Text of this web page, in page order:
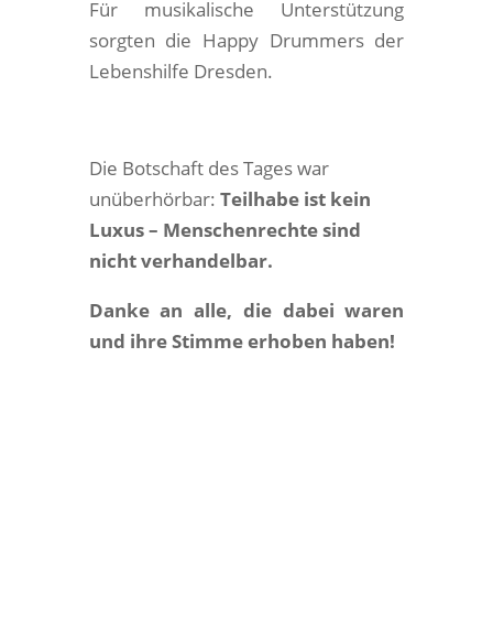
Für musikalische Unterstützung
sorgten die Happy Drummers der
Lebenshilfe Dresden.
Die Botschaft des Tages war
unüberhörbar: Teilhabe ist kein
Luxus – Menschenrechte sind
nicht verhandelbar.
Danke an alle, die dabei waren
und ihre Stimme erhoben haben!